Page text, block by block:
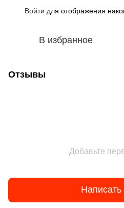
Войти для отображения
В избранное
Отзывы
Добавьте
Написать